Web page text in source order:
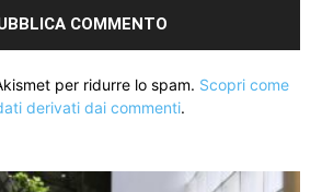
per ridurre lo spam. Scopri come
derivati dai commenti.